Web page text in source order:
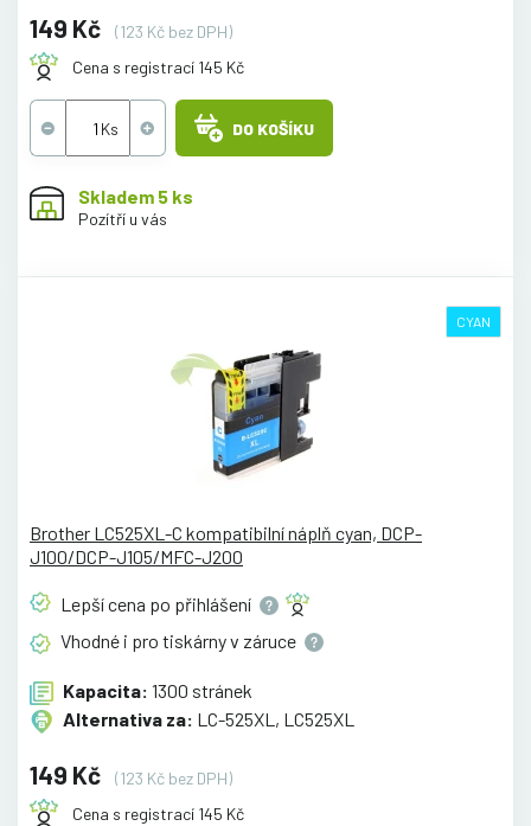
149 Kč
(123 Kč bez DPH)
Cena s registrací 145 Kč
DO KOŠÍKU
Skladem 5 ks
Pozítří u vás
CYAN
Brother LC525XL-C kompatibilní náplň cyan, DCP-
J100/DCP-J105/MFC-J200
Lepší cena po přihlášení
Vhodné i pro tiskárny v záruce
Kapacita: 1300 stránek
Alternativa za: LC-525XL, LC525XL
149 Kč
(123 Kč bez DPH)
Cena s registrací 145 Kč